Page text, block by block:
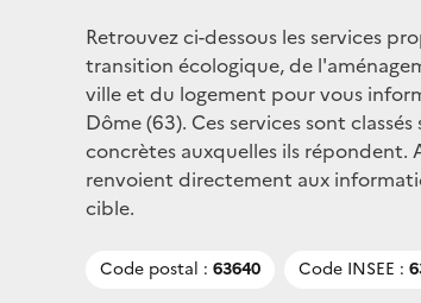
Retrouvez ci-dessous les services
transition écologique, de
ville et du logement pour vous
Dôme (63). Ces services sont
concrètes auxquelles ils répondent.
renvoient directement aux
cible.
Code postal : 63640 Code INSEE :